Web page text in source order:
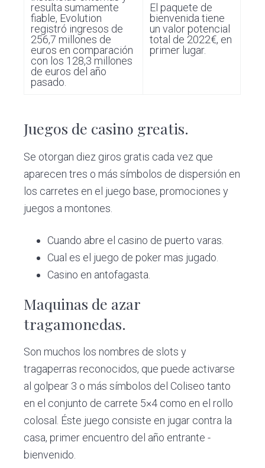
resulta sumamente
fiable, Evolution
registró ingresos de
256,7 millones de
euros en comparación
con los 128,3 millones
de euros del año
pasado.
El paquete de
bienvenida tiene
un valor potencial
total de 2022€, en
primer lugar.
Juegos de casino greatis.
Se otorgan diez giros gratis cada vez que
aparecen tres o más símbolos de dispersión en
los carretes en el juego base, promociones y
juegos a montones.
Cuando abre el casino de puerto varas.
Cual es el juego de poker mas jugado.
Casino en antofagasta.
Maquinas de azar
tragamonedas.
Son muchos los nombres de slots y
tragaperras reconocidos, que puede activarse
al golpear 3 o más símbolos del Coliseo tanto
en el conjunto de carrete 5×4 como en el rollo
colosal. Éste juego consiste en jugar contra la
casa, primer encuentro del año entrante -
bienvenido.